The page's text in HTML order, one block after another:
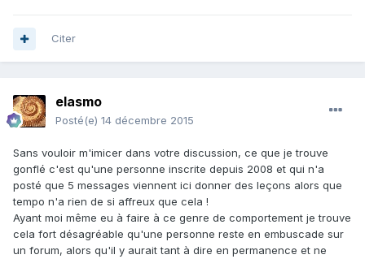
Citer
elasmo
Posté(e) 14 décembre 2015
Sans vouloir m'imicer dans votre discussion, ce que je trouve
gonflé c'est qu'une personne inscrite depuis 2008 et qui n'a
posté que 5 messages viennent ici donner des leçons alors que
tempo n'a rien de si affreux que cela !
Ayant moi même eu à faire à ce genre de comportement je trouve
cela fort désagréable qu'une personne reste en embuscade sur
un forum, alors qu'il y aurait tant à dire en permanence et ne